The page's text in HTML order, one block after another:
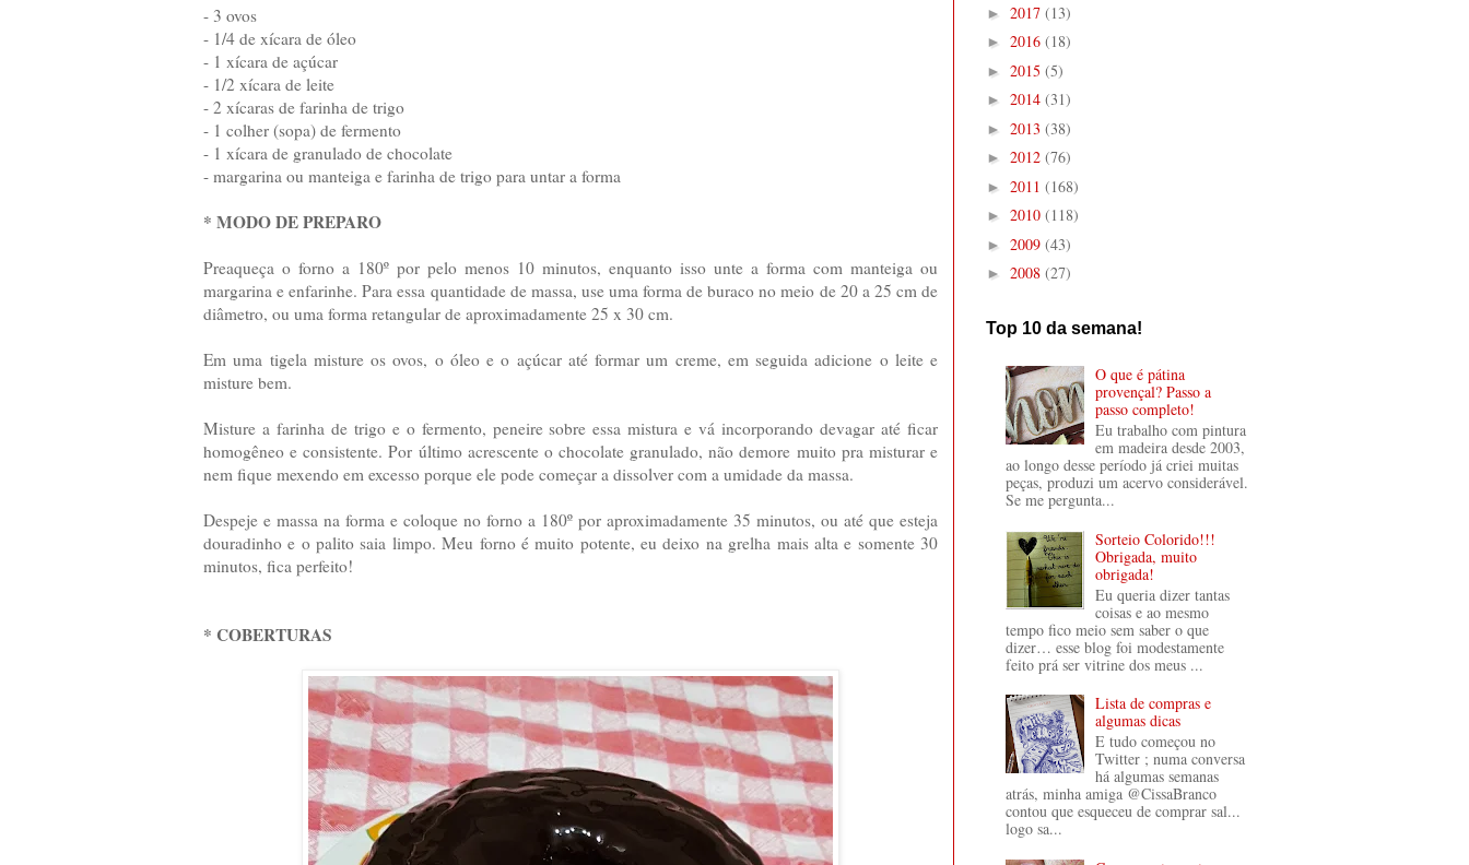
- 3 ovos
- 1/4 de xícara de óleo
- 1 xícara de açúcar
- 1/2 xícara de leite
- 2 xícaras de farinha de trigo
- 1 colher (sopa) de fermento
- 1 xícara de granulado de chocolate
- margarina ou manteiga e farinha de trigo para untar a forma
* MODO DE PREPARO
Preaqueça o forno a 180º por pelo menos 10 minutos, enquanto isso unte a forma com manteiga ou
margarina e enfarinhe. Para essa quantidade de massa, use uma forma de buraco no meio de 20 a 25 cm de
diâmetro, ou uma forma retangular de aproximadamente 25 x 30 cm.
Em uma tigela misture os ovos, o óleo e o açúcar até formar um creme, em seguida adicione o leite e
misture bem.
Misture a farinha de trigo e o fermento, peneire sobre essa mistura e vá incorporando devagar até ficar
homogêneo e consistente. Por último acrescente o chocolate granulado, não demore muito pra misturar e
nem fique mexendo em excesso porque ele pode começar a dissolver com a umidade da massa.
Despeje e massa na forma e coloque no forno a 180º por aproximadamente 35 minutos, ou até que esteja
douradinho e o palito saia limpo. Meu forno é muito potente, eu deixo na grelha mais alta e somente 30
minutos, fica perfeito!
* COBERTURAS
► 2017 (13)
► 2016 (18)
► 2015 (5)
► 2014 (31)
► 2013 (38)
► 2012 (76)
► 2011 (168)
► 2010 (118)
► 2009 (43)
► 2008 (27)
Top 10 da semana!
O que é pátina
provençal? Passo a
passo completo!
Eu trabalho com pintura
em madeira desde 2003,
ao longo desse período já criei muitas
peças, produzi um acervo considerável.
Se me pergunta...
Sorteio Colorido!!!
Obrigada, muito
obrigada!
Eu queria dizer tantas
coisas e ao mesmo
tempo fico meio sem saber o que
dizer… esse blog foi modestamente
feito prá ser vitrine dos meus ...
Lista de compras e
algumas dicas
E tudo começou no
Twitter ; numa conversa
há algumas semanas
atrás, minha amiga @CissaBranco
contou que esqueceu de comprar sal...
logo sa...